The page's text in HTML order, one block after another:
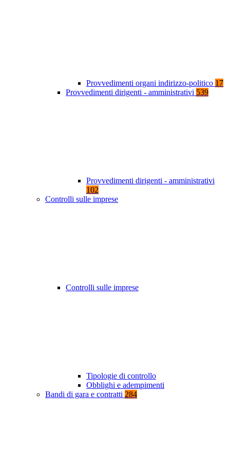
Provvedimenti organi indirizzo-politico 17
Provvedimenti dirigenti - amministrativi 539
Provvedimenti dirigenti - amministrativi
102
Controlli sulle imprese
Controlli sulle imprese
Tipologie di controllo
Obblighi e adempimenti
Bandi di gara e contratti 284